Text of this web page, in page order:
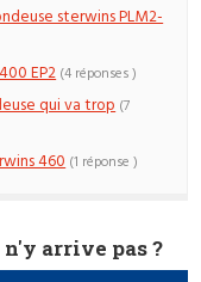
sterwins PLM2-
EP2 (4 réponses )
qui va trop (7
460 (1 réponse )
n'y arrive pas ?